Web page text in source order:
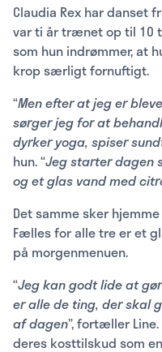
Claudia Rex har danset
var ti år trænet op til 10
som hun indrømmer, at
krop særligt fornuftigt.
“Men efter at jeg er
sørger jeg for at
dyrker yoga, spiser
hun. “Jeg starter dagen
og et glas vand med
Det samme sker
Fælles for alle tre er et
på morgenmenuen.
“Jeg kan godt lide at
er alle de ting, der skal
af dagen”, fortæller
deres kosttilskud som